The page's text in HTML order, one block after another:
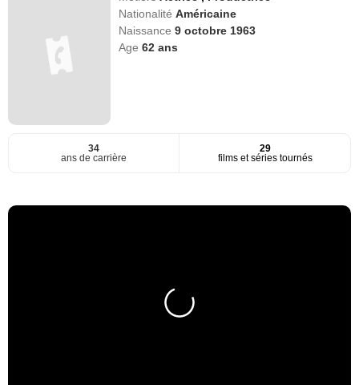
NationalitéAméricaine
Naissance9 octobre 1963
Age62 ans
34
ans de carrière
29
films et séries tournés